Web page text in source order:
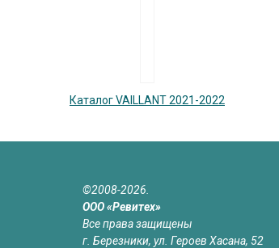
Каталог VAILLANT 2021-2022
©2008-2026.
ООО «Ревитех»
Все права защищены
г. Березники, ул. Героев Хасана, 52